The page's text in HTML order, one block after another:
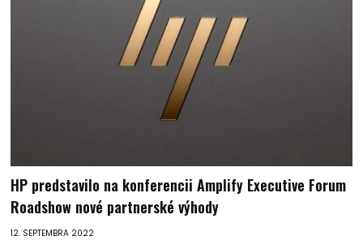
HP predstavilo na konferencii Amplify Executive Forum
Roadshow nové partnerské výhody
12. SEPTEMBRA 2022